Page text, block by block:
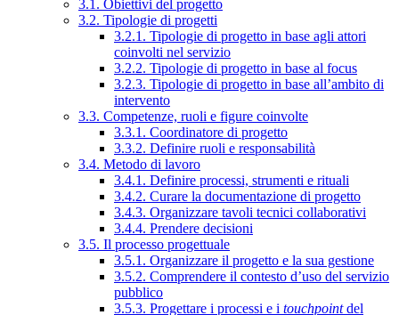
3.1. Obiettivi del progetto
3.2. Tipologie di progetti
3.2.1. Tipologie di progetto in base agli attori
coinvolti nel servizio
3.2.2. Tipologie di progetto in base al focus
3.2.3. Tipologie di progetto in base all’ambito di
intervento
3.3. Competenze, ruoli e figure coinvolte
3.3.1. Coordinatore di progetto
3.3.2. Definire ruoli e responsabilità
3.4. Metodo di lavoro
3.4.1. Definire processi, strumenti e rituali
3.4.2. Curare la documentazione di progetto
3.4.3. Organizzare tavoli tecnici collaborativi
3.4.4. Prendere decisioni
3.5. Il processo progettuale
3.5.1. Organizzare il progetto e la sua gestione
3.5.2. Comprendere il contesto d’uso del servizio
pubblico
3.5.3. Progettare i processi e i touchpointdel